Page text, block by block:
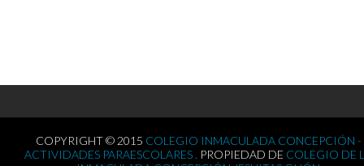
COPYRIGHT © 2015 COLEGIO INMACULADA CONCEPCIÓN -
ACTIVIDADES PARAESCOLARES . PROPIEDAD DE COLEGIO DE